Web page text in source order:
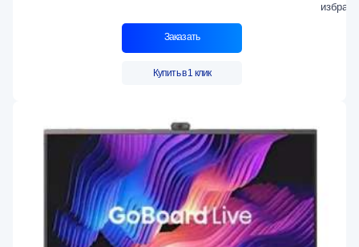
Заказать
Купить в 1 клик